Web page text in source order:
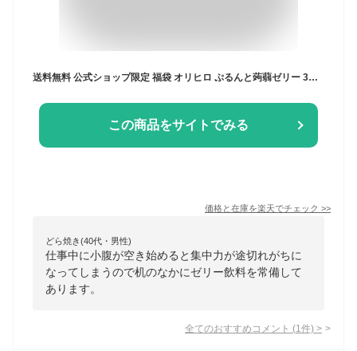
送料無料 公式ショップ限定 福袋 オリヒロ ぷるんと蒟蒻ゼリー 3種 48本セット orihiro / 福箱 こんにゃくゼリー ゼリー飲料 ダイエット 詰め合わせ まとめ買い ギフト フルーツ おやつ 食べることが好き
この商品をサイトでみる
価格と在庫を楽天でチェック >>
どら焼き(40代・男性)
仕事中に小腹が空き始めると集中力が途切れがちに
なってしまうので机のなかにゼリー飲料を常備して
あります。
全てのおすすめコメント (1 件) >